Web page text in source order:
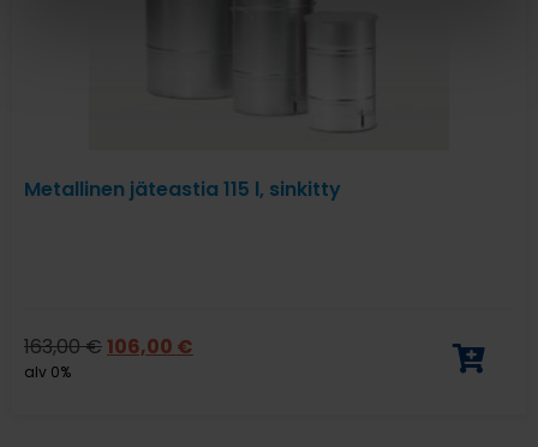
Metallinen jäteastia 115 l, sinkitty
163,00€106,00 €
alv 0%